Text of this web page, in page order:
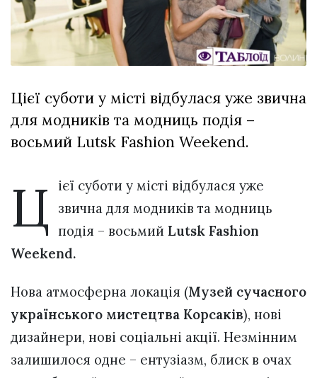
залишив у
Луцьку
три...
27 Липня 2026
694 переглядів
Всі розділи
Персона
Лайф
Афіша
Контакти
Політика конфіденційності
Цієї суботи у місті відбулася уже звична
для модників та модниць подія –
восьмий Lutsk Fashion Weekend.
Ц
ієї суботи у місті відбулася уже
звична для модників та модниць
подія – восьмий Lutsk Fashion
Weekend.
Нова атмосферна локація (Музей сучасного
українського мистецтва Корсаків), нові
дизайнери, нові соціальні акції. Незмінним
залишилося одне – ентузіазм, блиск в очах